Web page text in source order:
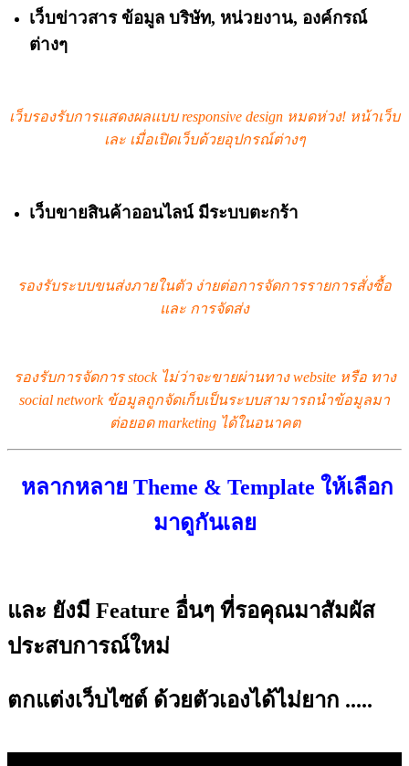
เว็บข่าวสาร ข้อมูล บริษัท, หน่วยงาน, องค์กรณ์
ต่างๆ
เว็บรองรับการแสดงผลแบบ responsive design หมดห่วง! หน้าเว็บ
เละ เมื่อเปิดเว็บด้วยอุปกรณ์ต่างๆ
เว็บขายสินค้าออนไลน์ มีระบบตะกร้า
รองรับระบบขนส่งภายในตัว ง่ายต่อการจัดการรายการสั่งซื้อ
และ การจัดส่ง
รองรับการจัดการ stock ไม่ว่าจะขายผ่านทาง website หรือ ทาง
social network ข้อมูลถูกจัดเก็บเป็นระบบสามารถนำข้อมูลมา
ต่อยอด marketing ได้ในอนาคต
หลากหลาย Theme & Template ให้เลือก
มาดูกันเลย
และ ยังมี Feature อื่นๆ ที่รอคุณมาสัมผัส
ประสบการณ์ใหม่
ตกแต่งเว็บไซต์ ด้วยตัวเองได้ไม่ยาก .....